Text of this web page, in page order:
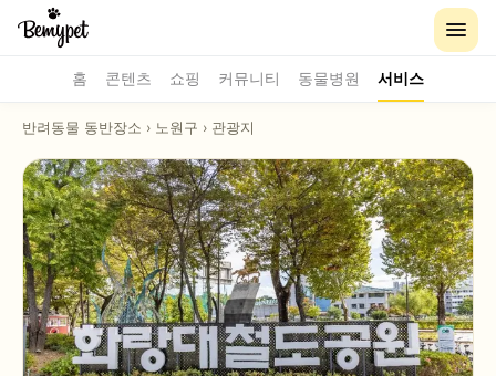
홈 콘텐츠 쇼핑 커뮤니티 동물병원 서비스
반려동물 동반장소 › 노원구 › 관광지